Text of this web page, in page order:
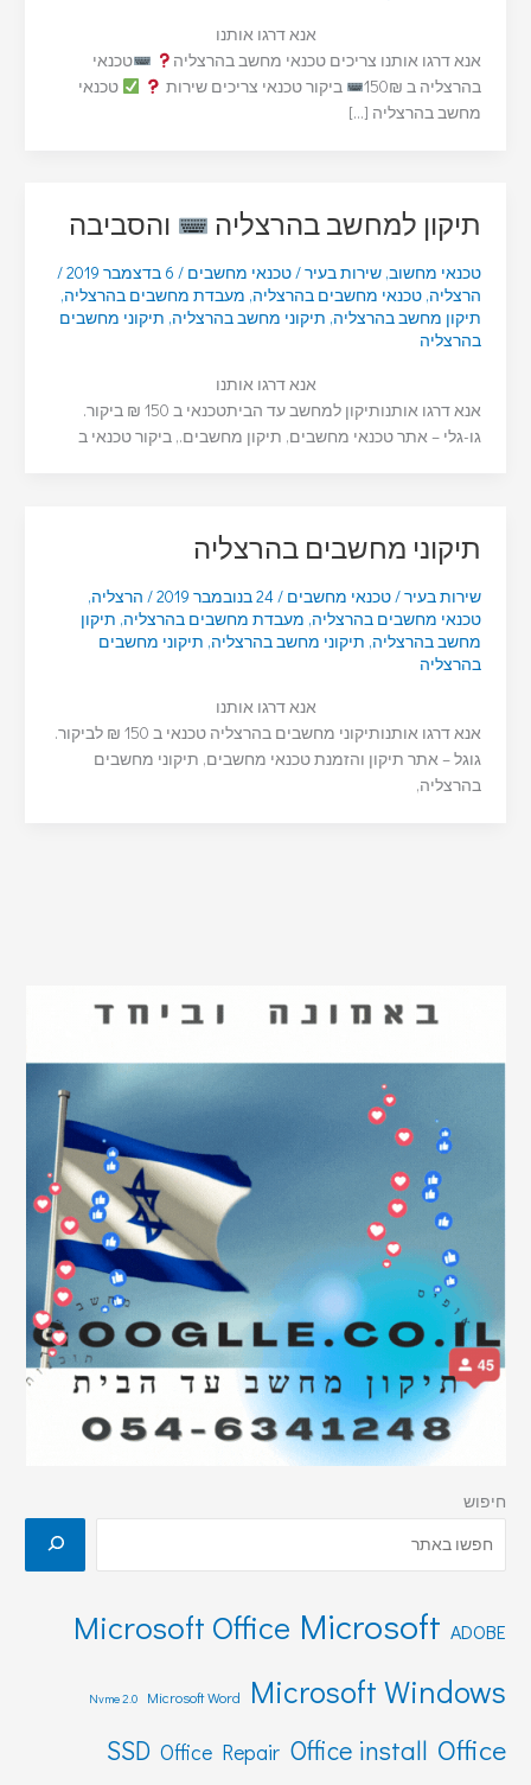
אנא דרגו אותנו
אנא דרגו אותנו צריכים טכנאי מחשב בהרצליה
טכנאי
בהרצליה ב 150₪
ביקור טכנאי צריכים שירות
טכנאי
מחשב בהרצליה […]
תיקון למחשב בהרצליה והסביבה
טכנאי מחשוב, שירות בעיר/טכנאי מחשבים / 6 בדצמבר 2019
/
הרצליה, טכנאי מחשבים בהרצליה, מעבדת מחשבים בהרצליה,
תיקון מחשב בהרצליה, תיקוני מחשב בהרצליה, תיקוני מחשבים
בהרצליה
אנא דרגו אותנו
אנא דרגו אותנותיקון למחשב עד הביתטכנאי ב 150 ₪ ביקור.
גו-גלי – אתר טכנאי מחשבים, תיקון מחשבים., ביקור טכנאי ב
תיקוני מחשבים בהרצליה
שירות בעיר/טכנאי מחשבים /24 בנובמבר 2019 / הרצליה,
טכנאי מחשבים בהרצליה, מעבדת מחשבים בהרצליה, תיקון
מחשב בהרצליה, תיקוני מחשב בהרצליה, תיקוני מחשבים
בהרצליה
אנא דרגו אותנו
אנא דרגו אותנותיקוני מחשבים בהרצליה טכנאי ב 150 ₪ לביקור.
גוגל – אתר תיקון והזמנת טכנאי מחשבים, תיקוני מחשבים
בהרצליה,
חיפוש
ADOBE
Microsoft
Microsoft Office
Microsoft Windows
Microsoft Word
Nvme 2.0
Office
Office install
Office Repair
SSD